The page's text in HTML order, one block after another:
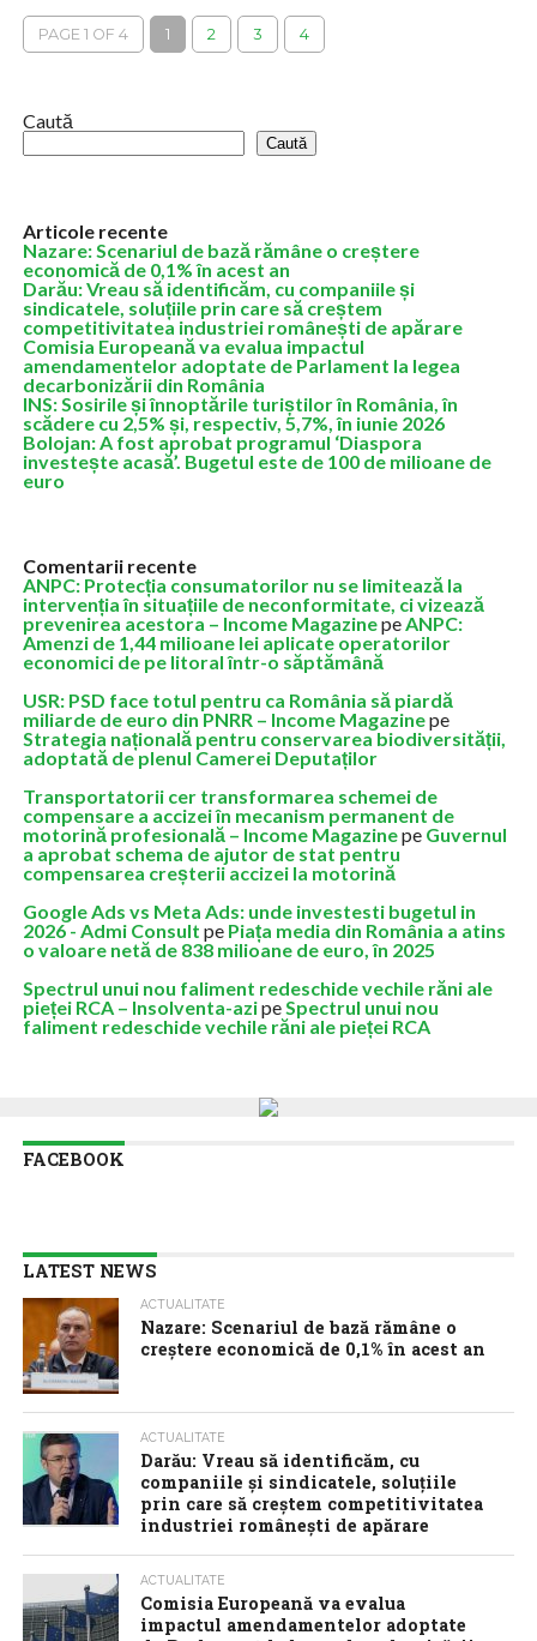
pentru energia reimportată seara din Bulgaria decât a încasat
pentru cea...
PAGE 1 OF 4 1 2 3 4
Caută
Caută
Articole recente
Nazare: Scenariul de bază rămâne o creștere
economică de 0,1% în acest an
Darău: Vreau să identificăm, cu companiile și
sindicatele, soluțiile prin care să creștem
competitivitatea industriei românești de apărare
Comisia Europeană va evalua impactul
amendamentelor adoptate de Parlament la legea
decarbonizării din România
INS: Sosirile și înnoptările turiștilor în România, în
scădere cu 2,5% și, respectiv, 5,7%, în iunie 2026
Bolojan: A fost aprobat programul ‘Diaspora
investește acasă’. Bugetul este de 100 de milioane de
euro
Comentarii recente
ANPC: Protecția consumatorilor nu se limitează la
intervenția în situațiile de neconformitate, ci vizează
prevenirea acestora – Income MagazinepeANPC:
Amenzi de 1,44 milioane lei aplicate operatorilor
economici de pe litoral într-o săptămână
USR: PSD face totul pentru ca România să piardă
miliarde de euro din PNRR – Income Magazinepe
Strategia națională pentru conservarea biodiversității,
adoptată de plenul Camerei Deputaților
Transportatorii cer transformarea schemei de
compensare a accizei în mecanism permanent de
motorină profesională – Income Magazinepe Guvernul
a aprobat schema de ajutor de stat pentru
compensarea creșterii accizei la motorină
Google Ads vs Meta Ads: unde investesti bugetul in
2026 - Admi Consult pe Piața media din România a atins
o valoare netă de 838 milioane de euro, în 2025
Spectrul unui nou faliment redeschide vechile răni ale
pieței RCA – Insolventa-azipeSpectrul unui nou
faliment redeschide vechile răni ale pieței RCA
FACEBOOK
LATEST NEWS
ACTUALITATE
Nazare: Scenariul de bază rămâne o
creștere economică de 0,1% în acest an
ACTUALITATE
Darău: Vreau să identificăm, cu
companiile și sindicatele, soluțiile
prin care să creștem competitivitatea
industriei românești de apărare
ACTUALITATE
Comisia Europeană va evalua
impactul amendamentelor adoptate